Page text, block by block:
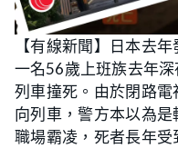
【有線新聞】日本去
一名56歲上班族去年
列車撞死。由於閉路
向列車，警方本以為
職場霸凌，死者長年